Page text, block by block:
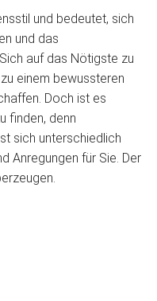
und bedeutet, sich
und das
auf das Nötigste zu
einem bewussteren
Doch ist es
finden, denn
sich unterschiedlich
Anregungen für Sie. Der